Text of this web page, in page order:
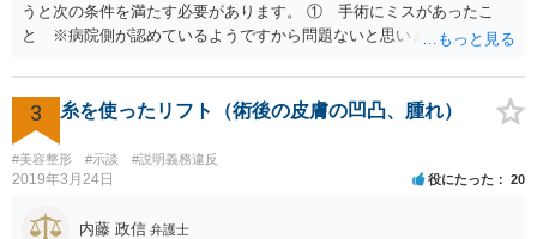
うと次の条件を満たす必要があります。 ① 手術にミスがあったこ
と ※病院側が認めているようですから問題ないと思います。 ② 手
術のミスの「せいで」マスクが外せなくなったこと ④ 仕事を休まな
ければならなくなった「せいで」休業損害が発生したこと ⑤ マスク
を外せなくなった「せいで」経済的に評価できる精神的な損害が発生
したこと 「せいで」と強調した点が，内藤先生のご指摘なさる「相当
因果関係」です。 手術のミスと関係のないことまでは責任追及ができ
しく悪くなってしまったとか， 手術のミスの結果，入院期間が延びて
3 糸を使ったリフト（術後の皮膚の凹凸、腫れ）
#美容整形 #示談 #説明義務違反
2019年3月24日 役にたった 20
内藤 政信 弁護士